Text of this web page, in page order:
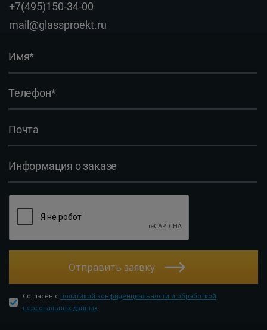
+7(495)150-34-00
mail@glassproekt.ru
Отправить заявку
Согласен с политикой конфиденциальности и обработкой
персональных данных